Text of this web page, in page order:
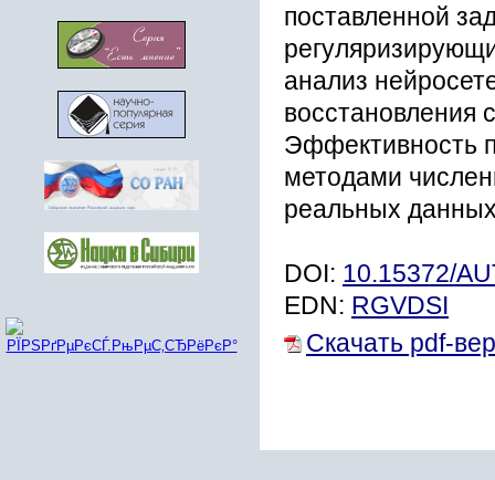
поставленной
анализ
восстановления
Эффективность
методами
реальных
DOI: 10.15372/
EDN: RGVDSI
Скачать pdf-